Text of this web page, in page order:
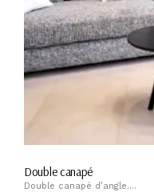
Double canapé
Double canapé d’angle....